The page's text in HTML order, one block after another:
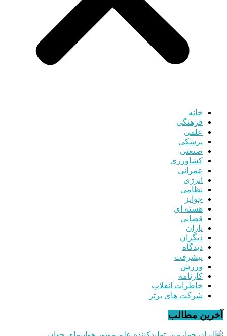
خانه
فرهنگی
علمی
پزشکی
صنعتی
کشاورزی
عمرانی
انرژی
نظامی
جوایز
هسته ای
قضایی
یاران
دیگران
دیدگاه
پیشرفت
ورزش
کارنامه
خاطرات انقلاب
شرکت های برتر
آخرین مطالب